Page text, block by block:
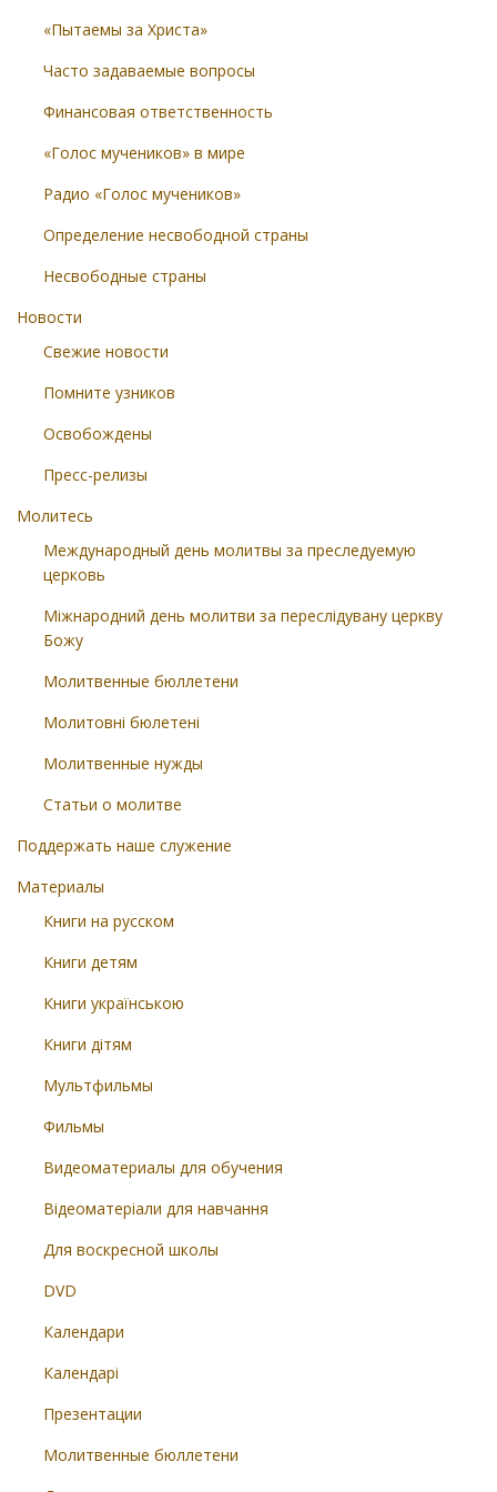
«Пытаемы за Христа»
Часто задаваемые вопросы
Финансовая ответственность
«Голос мучеников» в мире
Радио «Голос мучеников»
Определение несвободной страны
Несвободные страны
Новости
Свежие новости
Помните узников
Освобождены
Пресс-релизы
Молитесь
Международный день молитвы за преследуемую
церковь
Міжнародний день молитви за переслідувану церкву
Божу
Молитвенные бюллетени
Молитовні бюлетені
Молитвенные нужды
Статьи о молитве
Поддержать наше служение
Материалы
Книги на русском
Книги детям
Книги українською
Книги дітям
Мультфильмы
Фильмы
Видеоматериалы для обучения
Відеоматеріали для навчання
Для воскресной школы
DVD
Календари
Календарі
Презентации
Молитвенные бюллетени